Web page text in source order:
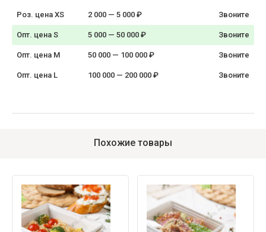
Роз. цена XS 2 000 — 5 000 ₽ Звоните
Опт. цена S 5 000 — 50 000 ₽ Звоните
Опт. цена M 50 000 — 100 000 ₽ Звоните
Опт. цена L 100 000 — 200 000 ₽ Звоните
Похожие товары